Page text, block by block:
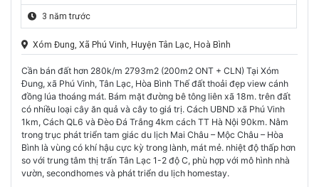
3 năm trước
Xóm Đung, Xã Phú Vinh, Huyện Tân Lạc, Hoà Bình
Cần bán đất hơn 280k/m 2793m2 (200m2 ONT + CLN) Tại Xóm
Đung, xã Phú Vinh, Tân Lạc, Hòa Bình Thế đất thoải đẹp view cánh
đồng lúa thoáng mát. Bám mặt đường bê tông liên xã 18m. trên đất
có nhiều loại cây ăn quả và cây to giá trị. Cách UBND xã Phú Vinh
1km, Cách QL6 và Đèo Đá Trắng 4km cách TT Hà Nội 90km. Nằm
trong trục phát triển tam giác du lịch Mai Châu – Mộc Châu – Hòa
Bình là vùng có khí hậu cực kỳ trong lành, mát mẻ. nhiệt độ thấp hơn
so với trung tâm thị trấn Tân Lạc 1-2 độ C, phù hợp với mô hình nhà
vườn, secondhomes và phát triển du lịch homestay.